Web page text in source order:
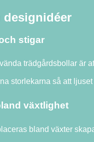
designidéer
stigar
trädgårdsbollar är
storlekarna så att
växtlighet
bland växter